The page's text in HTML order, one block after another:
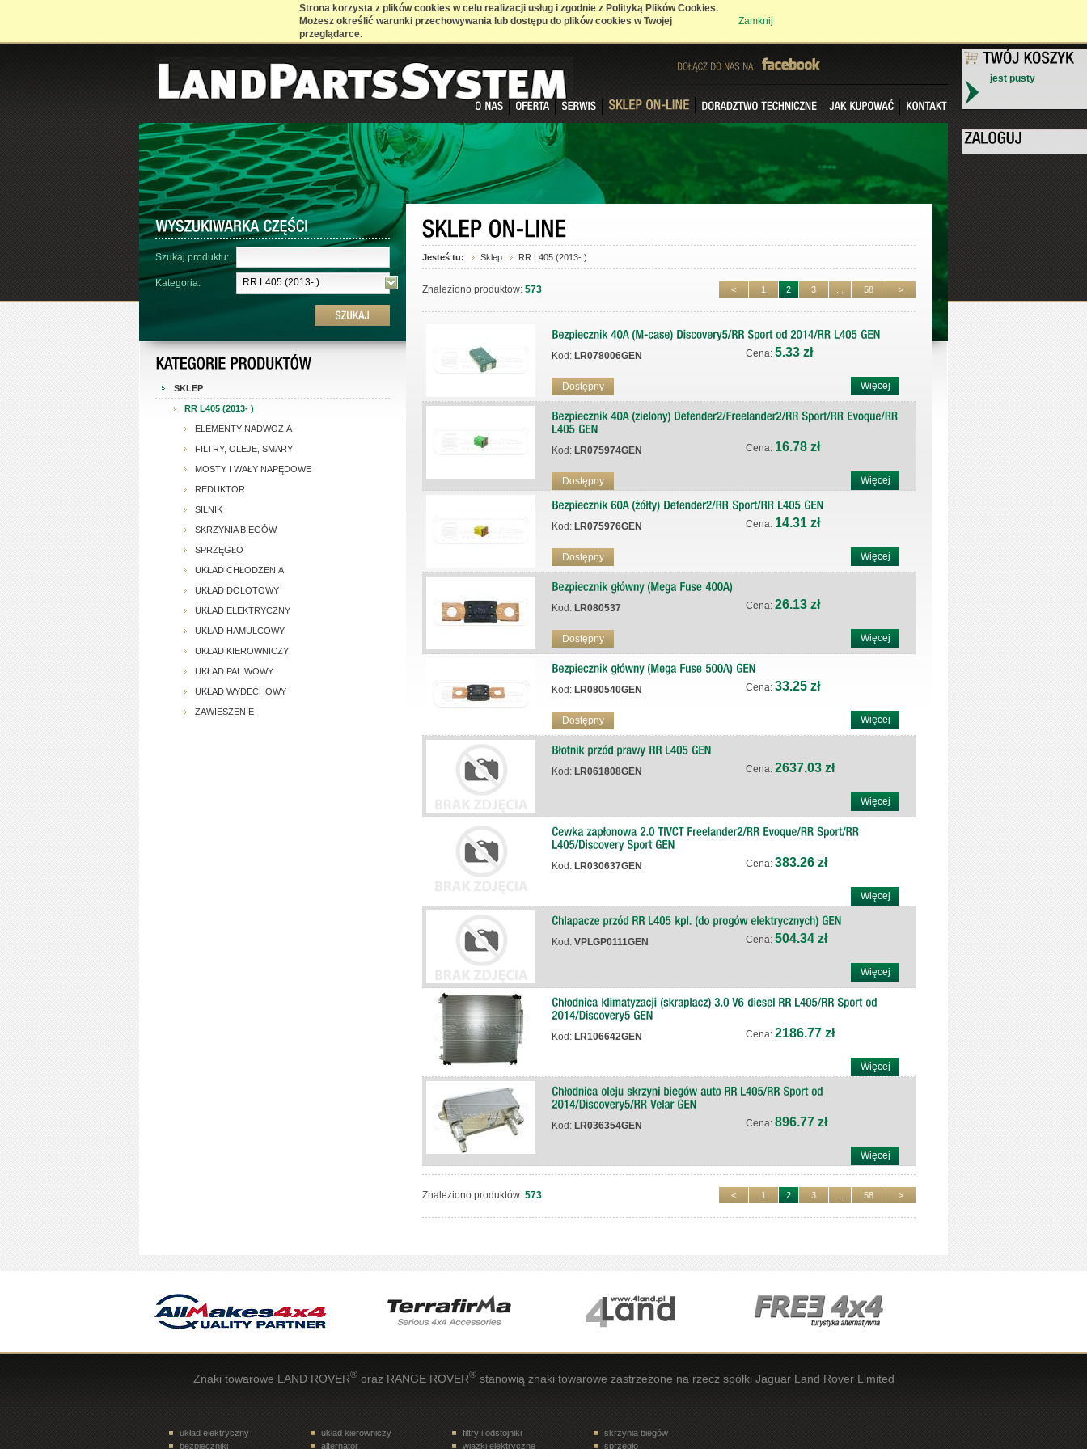
Strona korzysta z plików cookies w celu realizacji usług i zgodnie z Polityką Plików Cookies.
Możesz określić warunki przechowywania lub dostępu do plików cookies w Twojej
przeglądarce.
Zamknij
Szukaj produktu:
Kategoria: RR L405 (2013- )
jest pusty
SKLEP
RR L405 (2013- )
ELEMENTY NADWOZIA
FILTRY, OLEJE, SMARY
MOSTY I WAŁY NAPĘDOWE
REDUKTOR
SILNIK
SKRZYNIA BIEGÓW
SPRZĘGŁO
UKŁAD CHŁODZENIA
UKŁAD DOLOTOWY
UKŁAD ELEKTRYCZNY
UKŁAD HAMULCOWY
UKŁAD KIEROWNICZY
UKŁAD PALIWOWY
UKŁAD WYDECHOWY
ZAWIESZENIE
Jesteś tu: Sklep RR L405 (2013- )
Znaleziono produktów: 573 < 1 2 3 58 >
Kod: LR078006GEN Cena: 5.33 zł
Dostępny Więcej
Kod: LR075974GEN Cena: 16.78 zł
Dostępny Więcej
Kod: LR075976GEN Cena: 14.31 zł
Dostępny Więcej
Kod: LR080537 Cena: 26.13 zł
Dostępny Więcej
Kod: LR080540GEN Cena: 33.25 zł
Dostępny Więcej
Kod: LR061808GEN Cena: 2637.03 zł
Więcej
Kod: LR030637GEN Cena: 383.26 zł
Więcej
Kod: VPLGP0111GEN Cena: 504.34 zł
Więcej
Kod: LR106642GEN Cena: 2186.77 zł
Więcej
Kod: LR036354GEN Cena: 896.77 zł
Więcej
Znaleziono produktów: 573 < 1 2 3 58 >
Znaki towarowe LAND ROVER®oraz RANGE ROVER®stanowią znaki towarowe zastrzeżone na rzecz spółki Jaguar Land Rover Limited
układ elektryczny układ kierowniczy filtry i odstojniki
skrzynia biegów
bezpieczniki
alternator wiązki elektryczne sprzęgło